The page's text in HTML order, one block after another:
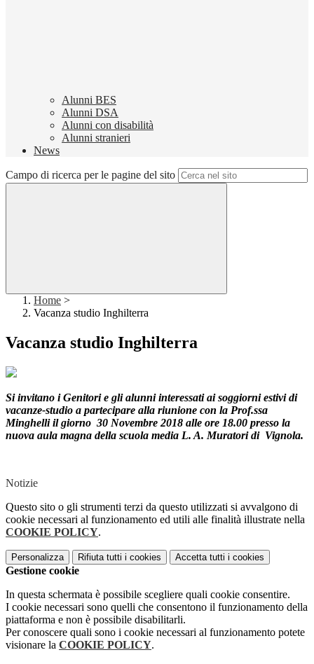
Alunni BES
Alunni DSA
Alunni con disabilità
Alunni stranieri
News
Campo di ricerca per le pagine del sito
Home >
Vacanza studio Inghilterra
Vacanza studio Inghilterra
Si invitano i Genitori e gli alunni interessati ai soggiorni estivi di
vacanze-studio a partecipare alla riunione con la Prof.ssa
Minghelli il giorno 30 Novembre 2018 alle ore 18.00 presso la
nuova aula magna della scuola media L. A. Muratori di Vignola.
Notizie
Questo sito o gli strumenti terzi da questo utilizzati si avvalgono di
cookie necessari al funzionamento ed utili alle finalità illustrate nella
COOKIE POLICY.
Personalizza Rifiuta tutti i cookies Accetta tutti i cookies
Gestione cookie
In questa schermata è possibile scegliere quali cookie consentire.
I cookie necessari sono quelli che consentono il funzionamento della
piattaforma e non è possibile disabilitarli.
Per conoscere quali sono i cookie necessari al funzionamento potete
visionare la COOKIE POLICY.